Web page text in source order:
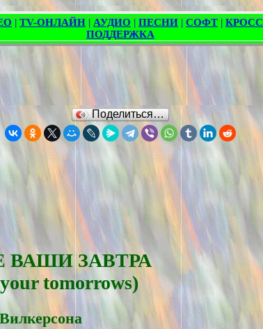
Поделиться…
ВАШИ ЗАВТРА
tomorrows)